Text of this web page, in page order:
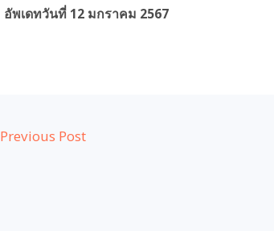
อัพเดทวันที่ 12 มกราคม 2567
Previous Post